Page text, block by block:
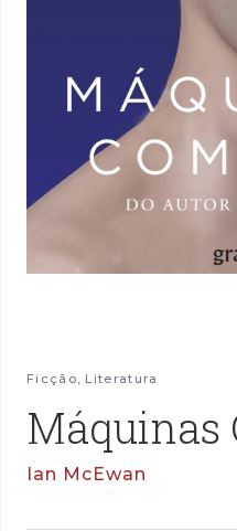
Ficção, Literatura
Máquinas
Ian McEwan